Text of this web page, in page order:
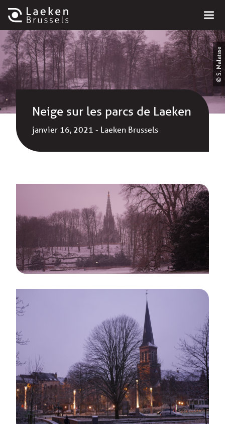
© S. Malaisse
Neige sur les parcs de Laeken
janvier 16, 2021 - Laeken Brussels